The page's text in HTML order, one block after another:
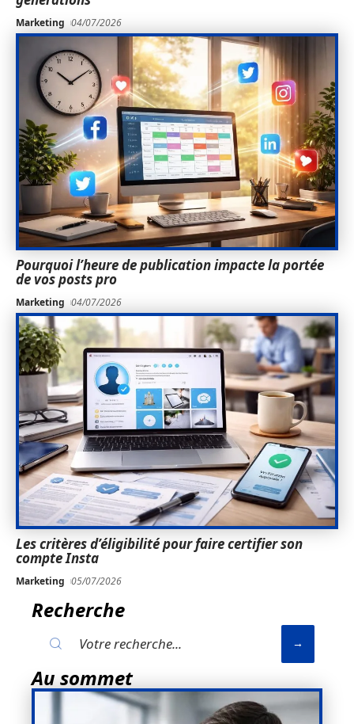
Marketing 04/07/2026
Pourquoi l’heure de publication impacte la portée
de vos posts pro
Marketing 04/07/2026
Les critères d’éligibilité pour faire certifier son
compte Insta
Marketing 05/07/2026
Recherche
Au sommet